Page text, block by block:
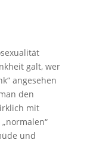
galt, wer
angesehen
den
mit
und